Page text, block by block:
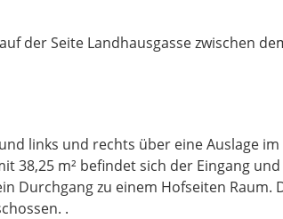
der Seite Landhausgasse zwischen
links und rechts über eine Auslage im
38,25 m² befindet sich der Eingang
Durchgang zu einem Hofseiten Raum.
.